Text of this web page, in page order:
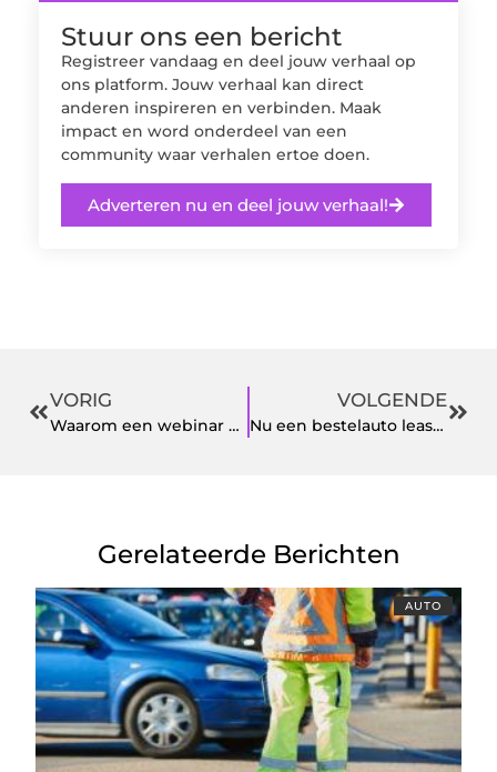
Stuur ons een bericht
Registreer vandaag en deel jouw verhaal op
ons platform. Jouw verhaal kan direct
anderen inspireren en verbinden. Maak
impact en word onderdeel van een
community waar verhalen ertoe doen.
Adverteren nu en deel jouw verhaal!
VORIG
Waarom een webinar de toekomst van presentaties is
VOLGENDE
Nu een bestelauto leasen
Gerelateerde Berichten
AUTO